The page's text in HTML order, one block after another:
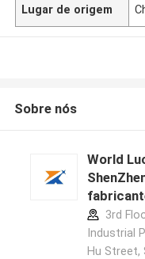
Lugar de origem
Sobre nós
World
3rd
Industrial
Hu Street,